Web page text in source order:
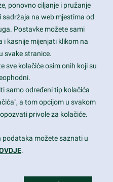
View, CA 94043
Reserved
ponovno ciljanje i pružanje
na web mjestima od
Postavke možete sami
kasnije mijenjati klikom na
svake stranice.
sve kolačiće osim onih koji su
samo određeni tip kolačića
a tom opcijom u svakom
privole za kolačiće.
podataka možete saznati u
.